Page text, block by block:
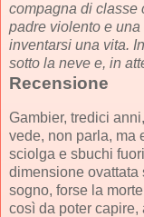
compagna di classe
padre violento e
inventarsi una vita.
sotto la neve e, in
Recensione
Gambier, tredici
vede, non parla, ma
sciolga e sbuchi
dimensione ovattata
sogno, forse la
così da poter